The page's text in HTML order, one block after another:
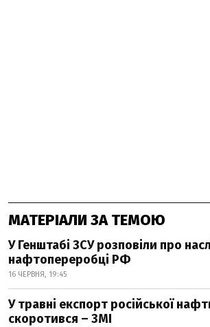
МАТЕРІАЛИ ЗА ТЕМОЮ
У Генштабі ЗСУ розповіли про
нафтопереробці РФ
16 ЧЕРВНЯ, 19:45
У травні експорт російської
скоротився – ЗМІ